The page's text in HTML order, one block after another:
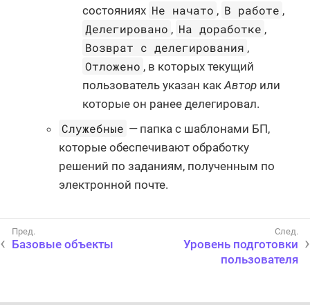
состояниях Не начато , В работе ,
Делегировано , На доработке ,
Возврат с делегирования ,
Отложено , в которых текущий
пользователь указан какАвтор или
которые он ранее делегировал.
Служебные — папка с шаблонами БП,
которые обеспечивают обработку
решений по заданиям, полученным по
электронной почте.
Базовые объекты
Уровень подготовки
пользователя